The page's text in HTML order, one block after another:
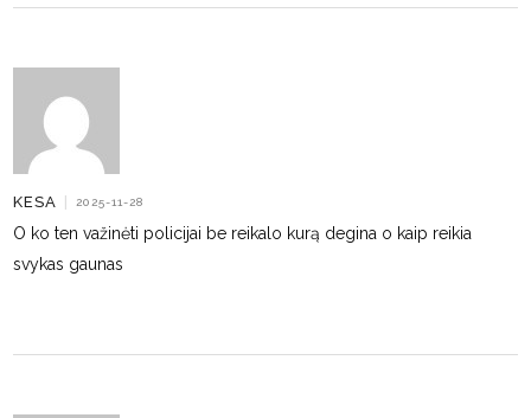
KESA | 2025-11-28
O ko ten važinėti policijai be reikalo kurą degina o kaip reikia
svykas gaunas